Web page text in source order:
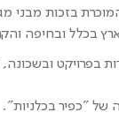
בזכות מבני
בכלל ובחיפה
בפרויקט
של "כפיר בכלניות".